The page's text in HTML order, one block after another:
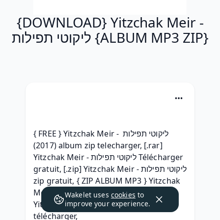
{DOWNLOAD} Yitzchak Meir -
ליקוטי תפילות {ALBUM MP3 ZIP}
{ FREE } Yitzchak Meir - ליקוטי תפילות
(2017) album zip telecharger, [.rar]
Yitzchak Meir - ליקוטי תפילות Télécharger
gratuit, [.zip] Yitzchak Meir - ליקוטי תפילות
zip gratuit, { ZIP ALBUM MP3 } Yitzchak
Meir - ליקוטי תפילות Descargar, {Full}
Yitzchak Meir - ליקוטי תפילות 2017
télécharger,
Wakelet uses cookies to
improve your experience.